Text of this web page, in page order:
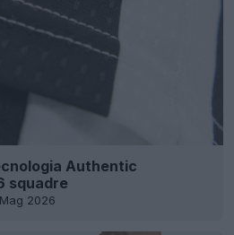
Authentic
squadre
2026